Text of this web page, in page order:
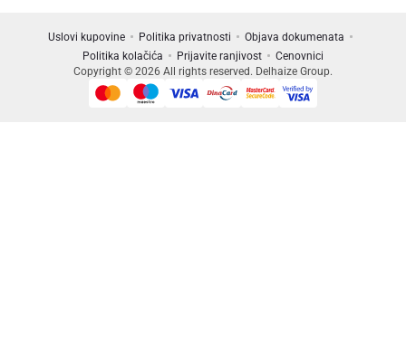
Uslovi kupovine Politika privatnosti
Objava dokumenata
Politika kolačića
Prijavite ranjivost
Cenovnici
Copyright © 2026 All rights reserved. Delhaize Group.